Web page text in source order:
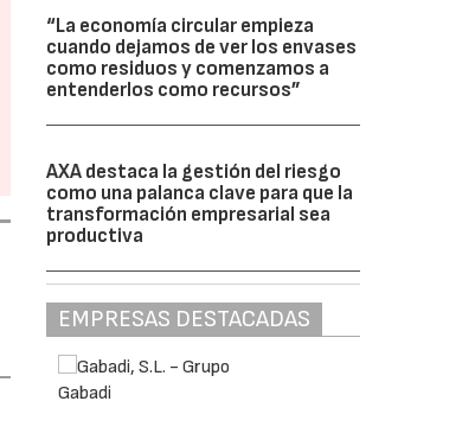
“La economía circular empieza
cuando dejamos de ver los envases
como residuos y comenzamos a
entenderlos como recursos”
AXA destaca la gestión del riesgo
como una palanca clave para que la
transformación empresarial sea
productiva
EMPRESAS DESTACADAS